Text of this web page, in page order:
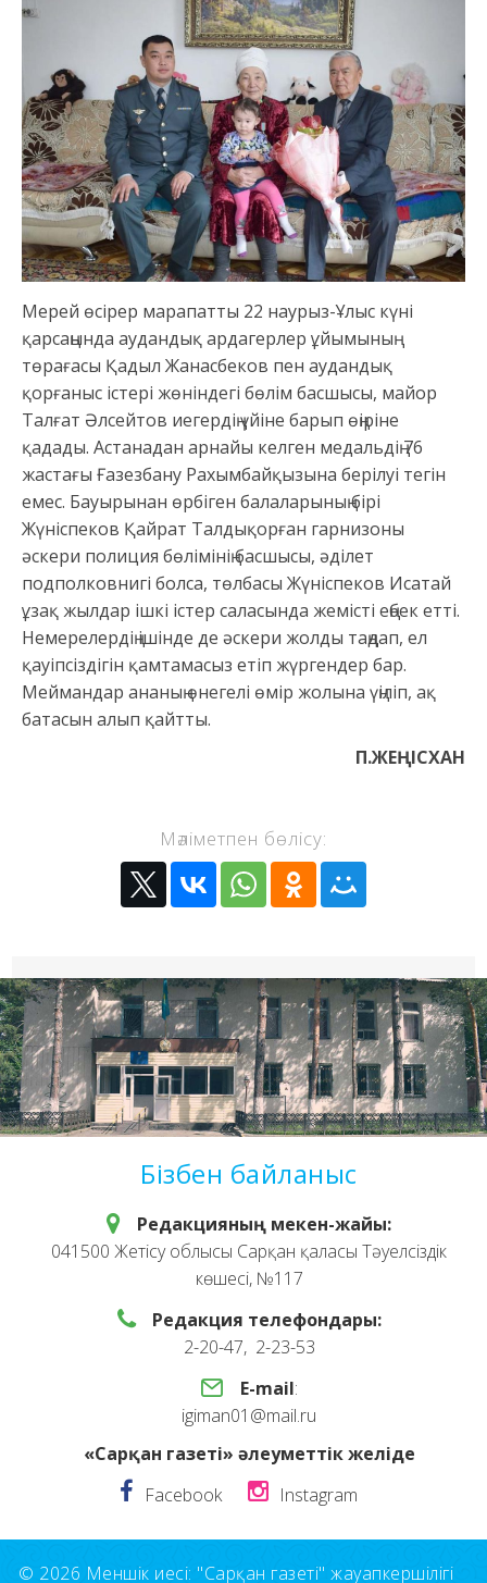
Мерей өсірер марапатты 22 наурыз-Ұлыс күні
қарсаңында аудандық ардагерлер ұйымының
төрағасы Қадыл Жанасбеков пен аудандық
қорғаныс істері жөніндегі бөлім басшысы, майор
Талғат Әлсейтов иегердің үйіне барып өңіріне
қадады. Астанадан арнайы келген медальдің 76
жастағы Ғазезбану Рахымбайқызына берілуі тегін
емес. Бауырынан өрбіген балаларының бірі
Жүніспеков Қайрат Талдықорған гарнизоны
әскери полиция бөлімінің басшысы, әділет
подполковнигі болса, төлбасы Жүніспеков Исатай
ұзақ жылдар ішкі істер саласында жемісті еңбек етті.
Немерелердің ішінде де әскери жолды таңдап, ел
қауіпсіздігін қамтамасыз етіп жүргендер бар.
Меймандар ананың өнегелі өмір жолына үңіліп, ақ
батасын алып қайтты.
П.ЖЕҢІСХАН
Мәліметпен бөлісу:
Бізбен байланыс
Редакцияның мекен-жайы:
041500 Жетісу облысы Сарқан қаласы Тәуелсіздік
көшесі, №117
Редакция телефондары:
2-20-47, 2-23-53
E-mail:
igiman01@mail.ru
«Сарқан газеті» әлеуметтік желіде
Facebook
Instagram
© 2026 Меншік иесі: "Сарқан газеті" жауапкершілігі